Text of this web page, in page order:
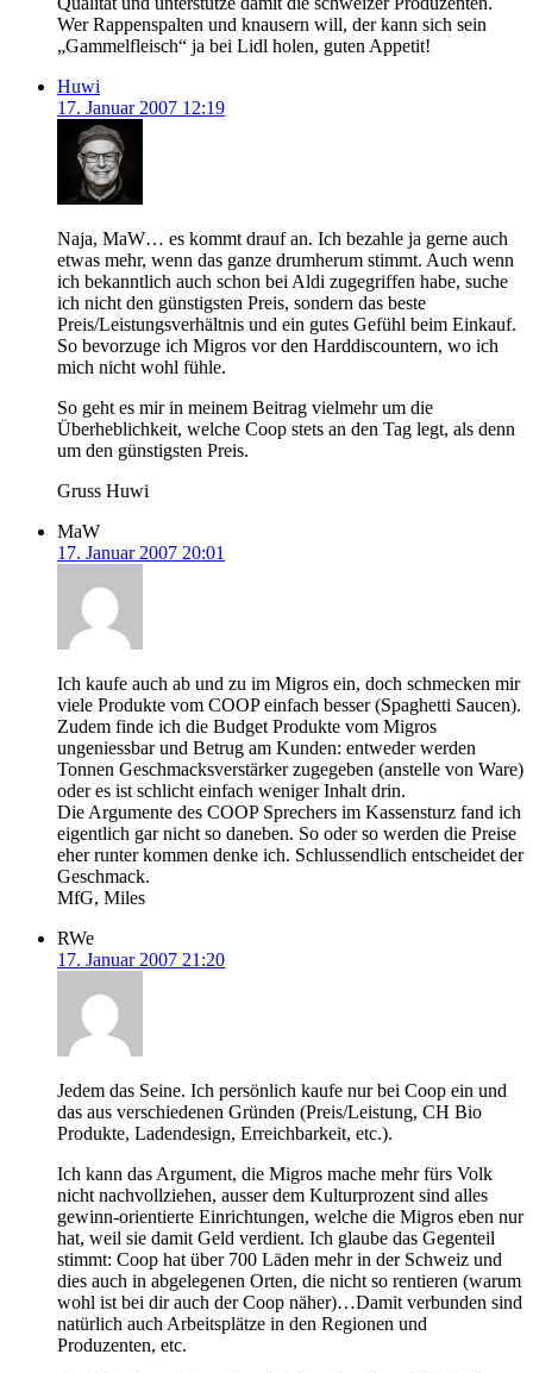
Wer Rappenspalten und knausern will, der kann sich sein
„Gammelfleisch“ ja bei Lidl holen, guten Appetit!
Huwi
17. Januar 2007 12:19
Naja, MaW… es kommt drauf an. Ich bezahle ja gerne auch
etwas mehr, wenn das ganze drumherum stimmt. Auch wenn
ich bekanntlich auch schon bei Aldi zugegriffen habe, suche
ich nicht den günstigsten Preis, sondern das beste
Preis/Leistungsverhältnis und ein gutes Gefühl beim Einkauf.
So bevorzuge ich Migros vor den Harddiscountern, wo ich
mich nicht wohl fühle.
So geht es mir in meinem Beitrag vielmehr um die
Überheblichkeit, welche Coop stets an den Tag legt, als denn
um den günstigsten Preis.
Gruss Huwi
MaW
17. Januar 2007 20:01
Ich kaufe auch ab und zu im Migros ein, doch schmecken mir
viele Produkte vom COOP einfach besser (Spaghetti Saucen).
Zudem finde ich die Budget Produkte vom Migros
ungeniessbar und Betrug am Kunden: entweder werden
Tonnen Geschmacksverstärker zugegeben (anstelle von Ware)
oder es ist schlicht einfach weniger Inhalt drin.
Die Argumente des COOP Sprechers im Kassensturz fand ich
eigentlich gar nicht so daneben. So oder so werden die Preise
eher runter kommen denke ich. Schlussendlich entscheidet der
Geschmack.
MfG, Miles
RWe
17. Januar 2007 21:20
Jedem das Seine. Ich persönlich kaufe nur bei Coop ein und
das aus verschiedenen Gründen (Preis/Leistung, CH Bio
Produkte, Ladendesign, Erreichbarkeit, etc.).
Ich kann das Argument, die Migros mache mehr fürs Volk
nicht nachvollziehen, ausser dem Kulturprozent sind alles
gewinn-orientierte Einrichtungen, welche die Migros eben nur
hat, weil sie damit Geld verdient. Ich glaube das Gegenteil
stimmt: Coop hat über 700 Läden mehr in der Schweiz und
dies auch in abgelegenen Orten, die nicht so rentieren (warum
wohl ist bei dir auch der Coop näher)…Damit verbunden sind
natürlich auch Arbeitsplätze in den Regionen und
Produzenten, etc.